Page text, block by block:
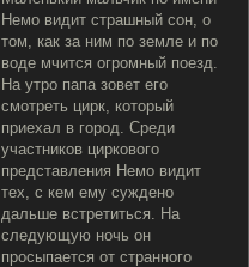
Немо видит страшный сон, о
том, как за ним по земле и по
воде мчится огромный поезд.
На утро папа зовет его
смотреть цирк, который
приехал в город. Среди
участников циркового
представления Немо видит
тех, с кем ему суждено
дальше встретиться. На
следующую ночь он
просыпается от странного